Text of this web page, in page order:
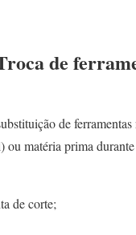
de
de
matéria prima
de corte;